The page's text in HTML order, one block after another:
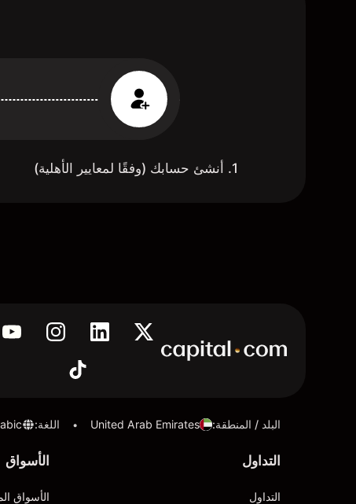
1. أنشئ حسابك (وفقًا لمعايير الأهلية)
البلد / المنطقة:
United Arab Emirates
• اللغة:
التداول
التداول
الأسواق
الأسواق